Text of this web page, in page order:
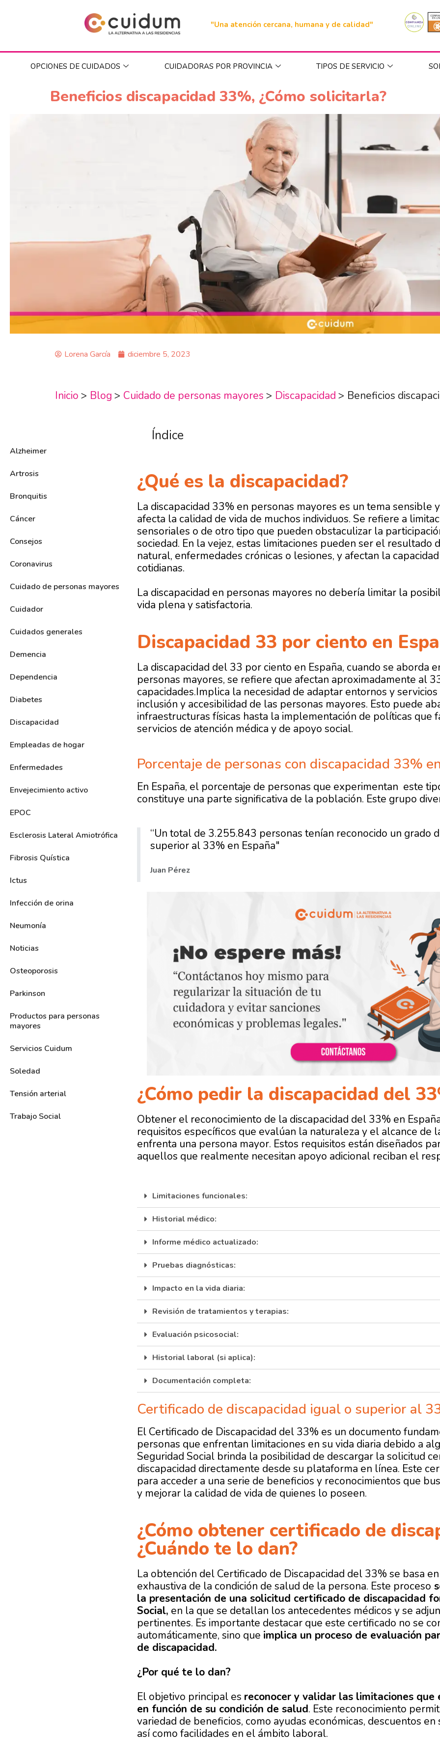
"Una atención cercana, humana y de calidad"
OPCIONES DE CUIDADOS CUIDADORAS POR PROVINCIA TIPOS DE SERVICIO
Beneficios discapacidad 33%, ¿Cómo solicitarla?
Lorena García diciembre 5, 2023
Inicio > Blog > Cuidado de personas mayores > Discapacidad > Beneficios
Alzheimer
Artrosis
Bronquitis
Cáncer
Consejos
Coronavirus
Cuidado de personas mayores
Cuidador
Cuidados generales
Demencia
Dependencia
Diabetes
Discapacidad
Empleadas de hogar
Enfermedades
Envejecimiento activo
EPOC
Esclerosis Lateral Amiotrófica
Fibrosis Quística
Ictus
Infección de orina
Neumonía
Noticias
Osteoporosis
Parkinson
Productos para personas
mayores
Servicios Cuidum
Soledad
Tensión arterial
Trabajo Social
Índice
¿Qué es la discapacidad?
La discapacidad 33% en personas mayores es un tema sensible
afecta la calidad de vida de muchos individuos. Se refiere a
sensoriales o de otro tipo que pueden obstaculizar la
sociedad. En la vejez, estas limitaciones pueden ser el resultado
natural, enfermedades crónicas o lesiones, y afectan la
cotidianas.
La discapacidad en personas mayores no debería limitar la
vida plena y satisfactoria.
Discapacidad 33 por ciento en
La discapacidad del 33 por ciento en España, cuando se aborda
personas mayores, se refiere que afectan aproximadamente al
capacidades.Implica la necesidad de adaptar entornos y
inclusión y accesibilidad de las personas mayores. Esto puede
infraestructuras físicas hasta la implementación de políticas que
servicios de atención médica y de apoyo social.
Porcentaje de personas con discapacidad 33%
En España, el porcentaje de personas que experimentan este
constituye una parte significativa de la población. Este grupo
“Un total de 3.255.843 personas tenían reconocido un grado
superior al 33% en España"
Juan Pérez
¿Cómo pedir la discapacidad del
Obtener el reconocimiento de la discapacidad del 33% en
requisitos específicos que evalúan la naturaleza y el alcance de
enfrenta una persona mayor. Estos requisitos están diseñados
aquellos que realmente necesitan apoyo adicional reciban el
Limitaciones funcionales:
Historial médico:
Informe médico actualizado:
Pruebas diagnósticas:
Impacto en la vida diaria:
Revisión de tratamientos y terapias:
Evaluación psicosocial:
Historial laboral (si aplica):
Documentación completa:
Certificado de discapacidad igual o superior al
El Certificado de Discapacidad del 33% es un documento
personas que enfrentan limitaciones en su vida diaria debido a
Seguridad Social brinda la posibilidad de descargar la solicitud
discapacidad directamente desde su plataforma en línea. Este
para acceder a una serie de beneficios y reconocimientos que
y mejorar la calidad de vida de quienes lo poseen.
¿Cómo obtener certificado de
¿Cuándo te lo dan?
La obtención del Certificado de Discapacidad del 33% se basa
exhaustiva de la condición de salud de la persona. Este proceso
la presentación de una solicitud certificado de discapacidad
Social, en la que se detallan los antecedentes médicos y se
pertinentes. Es importante destacar que este certificado no se
automáticamente, sino que implica un proceso de evaluación
de discapacidad.
¿Por qué te lo dan?
El objetivo principal es reconocer y validar las limitaciones que
en función de su condición de salud. Este reconocimiento
variedad de beneficios, como ayudas económicas, descuentos
así como facilidades en el ámbito laboral.